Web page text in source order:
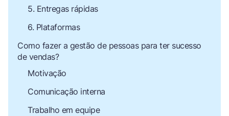
5. Entregas rápidas
6. Plataformas
Como fazer a gestão de pessoas para ter sucesso
de vendas?
Motivação
Comunicação interna
Trabalho em equipe